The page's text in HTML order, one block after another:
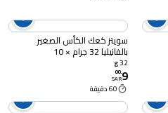
سويتز كعك الكأس الصغير
بالفانيليا 32 جرام × 10
32 g
9
.
00
SAR
60 دقيقة